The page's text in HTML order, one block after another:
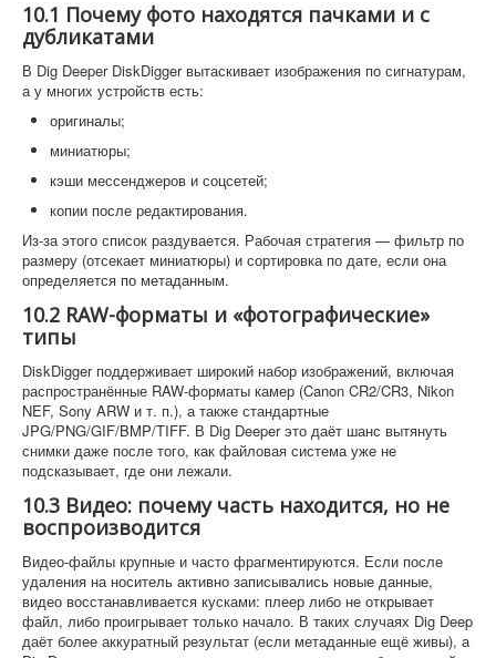
10.1 Почему фото находятся пачками и с
дубликатами
В Dig Deeper DiskDigger вытаскивает изображения по сигнатурам,
а у многих устройств есть:
оригиналы;
миниатюры;
кэши мессенджеров и соцсетей;
копии после редактирования.
Из-за этого список раздувается. Рабочая стратегия — фильтр по
размеру (отсекает миниатюры) и сортировка по дате, если она
определяется по метаданным.
10.2 RAW-форматы и «фотографические»
типы
DiskDigger поддерживает широкий набор изображений, включая
распространённые RAW-форматы камер (Canon CR2/CR3, Nikon
NEF, Sony ARW и т. п.), а также стандартные
JPG/PNG/GIF/BMP/TIFF. В Dig Deeper это даёт шанс вытянуть
снимки даже после того, как файловая система уже не
подсказывает, где они лежали.
10.3 Видео: почему часть находится, но не
воспроизводится
Видео-файлы крупные и часто фрагментируются. Если после
удаления на носитель активно записывались новые данные,
видео восстанавливается кусками: плеер либо не открывает
файл, либо проигрывает только начало. В таких случаях Dig Deep
даёт более аккуратный результат (если метаданные ещё живы), а